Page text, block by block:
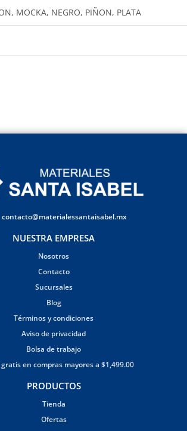
MOCKA, NEGRO, PIÑON, PLATA
contacto@materialessantaisabel.mx
NUESTRA EMPRESA
Nosotros
Contacto
Sucursales
Blog
Términos y condiciones
Aviso de privacidad
Bolsa de trabajo
en compras mayores a $1,499.00
PRODUCTOS
Tienda
Ofertas